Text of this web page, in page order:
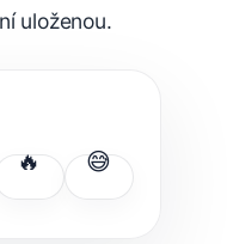
uloženou.
🔥 😅